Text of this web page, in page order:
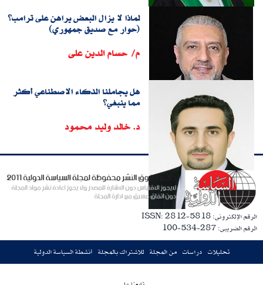
لماذا لا يزال البعض يراهن على ترامب؟
(حوار مع صديق جمهوري)
م/ حسام الدين على
هل يجاملنا الذكاء الاصطناعي أكثر
مما ينبغي؟
د. خالد وليد محمود
الرقم الإلكترونى: ISSN: 2812-5818
الرقم الضريبى: 287-534-100
تحليلات دراسات من المجلة للاشتراك بالمجلة أنشطة السياسة الدولية